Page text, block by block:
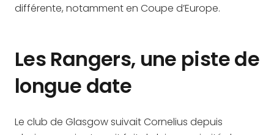
différente, notamment en Coupe d’Europe.
Les Rangers, une piste de
longue date
Le club de Glasgow suivait Cornelius depuis